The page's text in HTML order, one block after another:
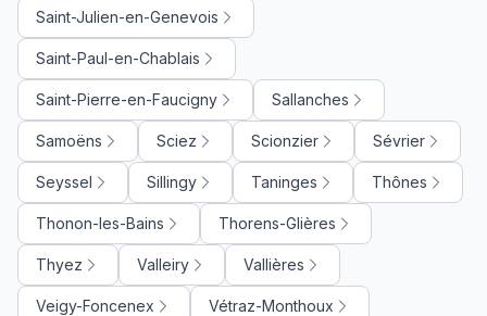
Saint-Julien-en-Genevois
Saint-Paul-en-Chablais
Saint-Pierre-en-Faucigny Sallanches
Samoëns Sciez Scionzier Sévrier
Seyssel Sillingy Taninges Thônes
Thonon-les-Bains Thorens-Glières
Thyez Valleiry Vallières
Veigy-Foncenex Vétraz-Monthoux